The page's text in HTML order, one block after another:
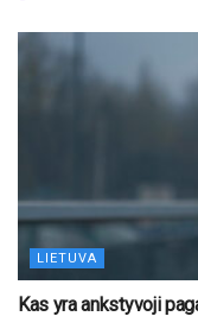
LIETUVA
Kas yra ankstyvoji